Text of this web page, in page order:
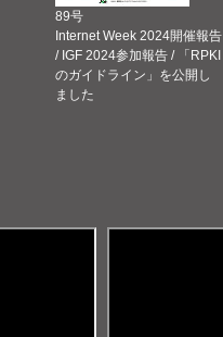
89号
Internet Week 2024開催報告
/ IGF 2024参加報告 / 「RPKI
のガイドライン」を公開し
ました